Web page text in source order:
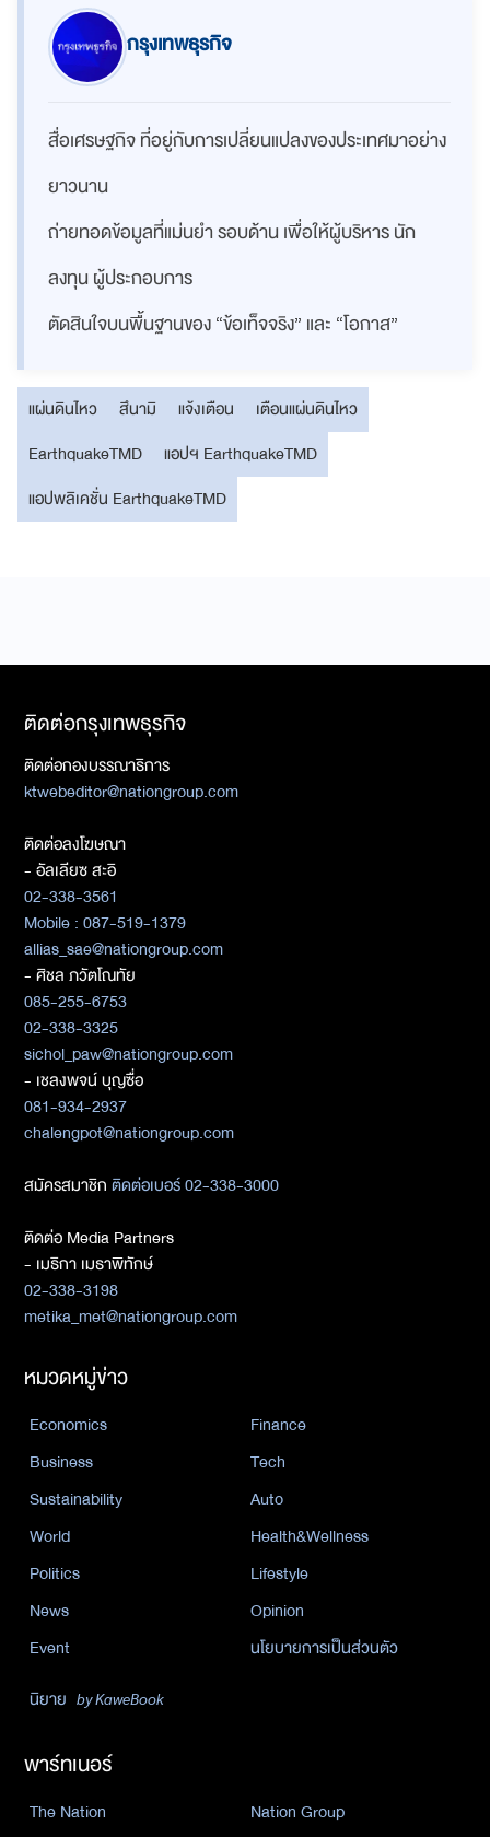
กรุงเทพธุรกิจ
สื่อเศรษฐกิจ ที่อยู่กับการเปลี่ยนแปลงของประเทศมาอย่าง
ยาวนาน
ถ่ายทอดข้อมูลที่แม่นยำ รอบด้าน เพื่อให้ผู้บริหาร นัก
ลงทุน ผู้ประกอบการ
ตัดสินใจบนพื้นฐานของ “ข้อเท็จจริง” และ “โอกาส”
แผ่นดินไหว สึนามิ แจ้งเตือน
เตือนแผ่นดินไหว
EarthquakeTMD
แอปฯ EarthquakeTMD
แอปพลิเคชั่น EarthquakeTMD
ติดต่อกรุงเทพธุรกิจ
ติดต่อกองบรรณาธิการ
ktwebeditor@nationgroup.com
ติดต่อลงโฆษณา
- อัลเลียซ สะอิ
02-338-3561
Mobile : 087-519-1379
allias_sae@nationgroup.com
- ศิชล ภวัตโณทัย
085-255-6753
02-338-3325
sichol_paw@nationgroup.com
- เชลงพจน์ บุญซื่อ
081-934-2937
chalengpot@nationgroup.com
สมัครสมาชิกติดต่อเบอร์ 02-338-3000
ติดต่อ Media Partners
- เมธิกา เมธาพิทักษ์
02-338-3198
metika_met@nationgroup.com
หมวดหมู่ข่าว
Economics
Finance
Business
Tech
Sustainability
Auto
World
Health&Wellness
Politics
Lifestyle
News
Opinion
Event
นโยบายการเป็นส่วนตัว
นิยาย by KaweBook
พาร์ทเนอร์
The Nation
Nation Group